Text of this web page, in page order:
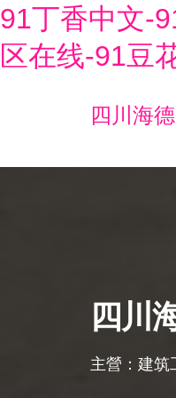
91丁香中文-
区在线-91豆
四川海
四川
主營：建筑